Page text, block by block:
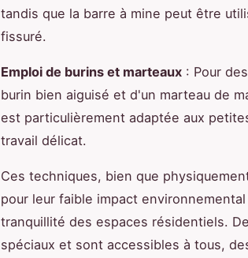
tandis que la barre à mine peut être
fissuré.
Emploi de burins et marteaux : Pour
burin bien aiguisé et d'un marteau de
est particulièrement adaptée aux
travail délicat.
Ces techniques, bien que
pour leur faible impact
tranquillité des espaces résidentiels.
spéciaux et sont accessibles à tous,